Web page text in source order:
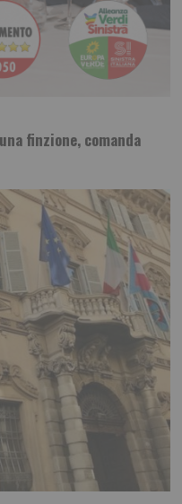
finzione, comanda